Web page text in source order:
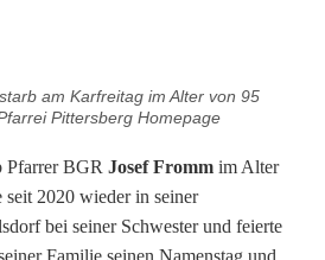
am Karfreitag im Alter von 95
Pittersberg Homepage
Pfarrer BGR Josef Fromm im Alter
seit 2020 wieder in seiner
bei seiner Schwester und feierte
Familie seinen Namenstag und